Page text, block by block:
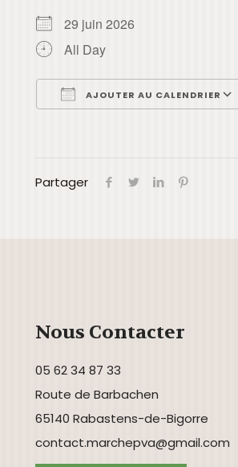
29 juin 2026
All Day
AJOUTER AU CALENDRIER
Partager
Nous Contacter
05 62 34 87 33
Route de Barbachen
65140 Rabastens-de-Bigorre
contact.marchepva@gmail.com